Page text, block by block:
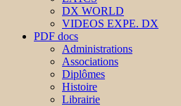
DX WORLD
VIDEOS EXPE. DX
PDF docs
Administrations
Associations
Diplômes
Histoire
Librairie